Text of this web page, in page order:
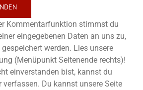
Kommentarfunktion stimmst du
eingegebenen Daten an uns zu,
werden. Lies unsere
(Menüpunkt Seitenende rechts)!
einverstanden bist, kannst du
verfassen. Du kannst unsere Seite